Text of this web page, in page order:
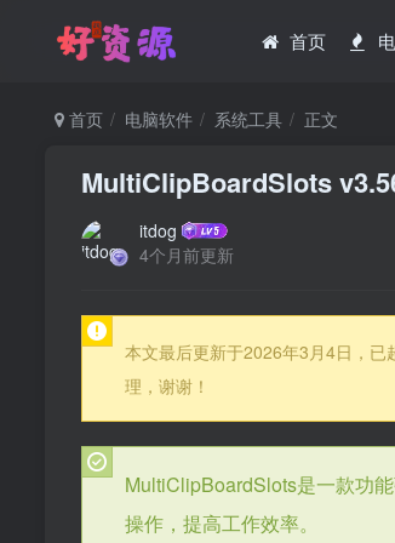
首页
首页 电脑软件 系统工具 正文
MultiClipBoardSlots
itdog
4个月前更新
本文最后更新于2026年3月4日，
理，谢谢！
MultiClipBoardSlots是一款功
操作，提高工作效率。